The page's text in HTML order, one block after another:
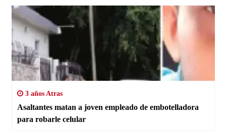
3 años Atras
Asaltantes matan a joven empleado de embotelladora
para robarle celular